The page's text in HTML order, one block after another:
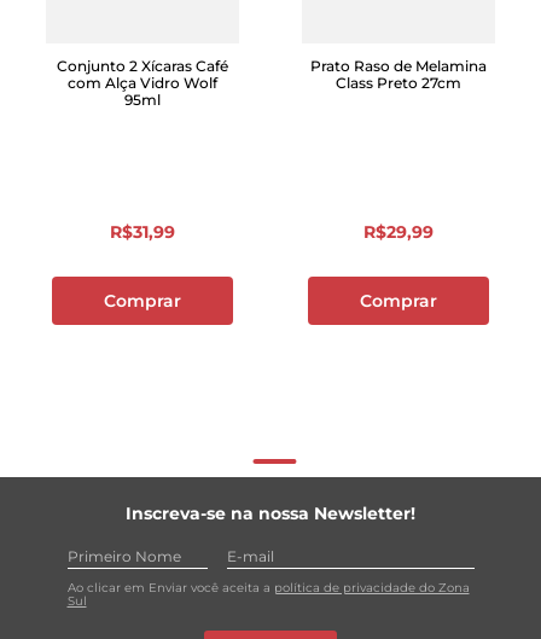
Conjunto 2 Xícaras Café
com Alça Vidro Wolf
95ml
R$31,99
Comprar
Prato Raso de Melamina
Class Preto 27cm
R$29,99
Comprar
Inscreva-se na nossa Newsletter!
Ao clicar em Enviar você aceita a política de privacidade do Zona
Sul